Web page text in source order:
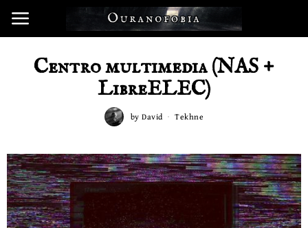
Centro multimedia (NAS +
LibreELEC)
byDavid Tekhne